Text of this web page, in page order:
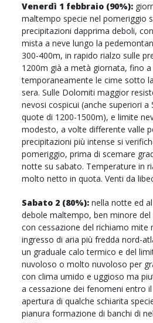
Venerdì 1 febbraio (90%):
maltempo specie nel pomeriggio
precipitazioni dapprima deboli,
mista a neve lungo la
300-400m, in rapido rialzo sulle
1200m già a metà giornata, fino a
temporaneamente le cime sotto
sera. Sulle Dolomiti maggior
nevosi cospicui (anche superiori
quote di 1200-1500m), e limite
modesto, a volte differente valle
precipitazioni più intense si
pomeriggio, prima di scemare
notte su sabato. Temperature in
molto netto in quota. Venti da
Sabato 2 (80%): nella notte ed
debole maltempo, ben minore
con cessazione del richiamo mite
ingresso di aria più fredda nord-
un graduale calo termico e del
nuvoloso o molto nuvoloso per
con clima umido e uggioso ma
a cessazione dei fenomeni entro
apertura di qualche schiarita
pianura formazione di banchi di